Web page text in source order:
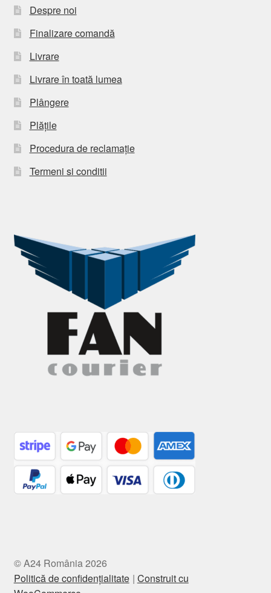
Despre noi
Finalizare comandă
Livrare
Livrare în toată lumea
Plângere
Plățile
Procedura de reclamație
Termeni si conditii
© A24 România 2026
Politică de confidențialitate Construit cu